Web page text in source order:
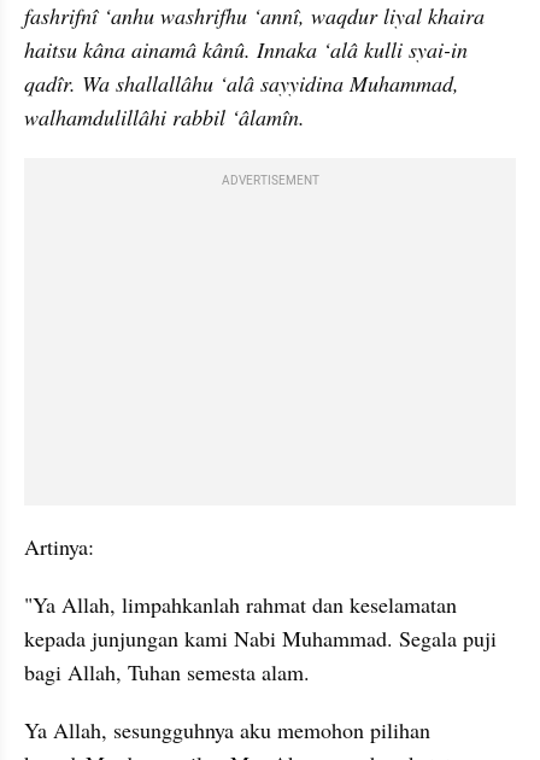
fashrifnî ‘anhu washrifhu ‘annî, waqdur liyal khaira
haitsu kâna ainamâ kânû. Innaka ‘alâ kulli syai-in
qadîr. Wa shallallâhu ‘alâ sayyidina Muhammad,
walhamdulillâhi rabbil ‘âlamîn.
ADVERTISEMENT
Artinya:
"Ya Allah, limpahkanlah rahmat dan keselamatan
kepada junjungan kami Nabi Muhammad. Segala puji
bagi Allah, Tuhan semesta alam.
Ya Allah, sesungguhnya aku memohon pilihan